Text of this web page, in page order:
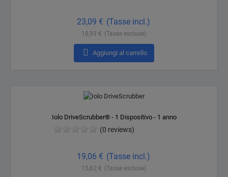
23,09 € (Tasse incl.)
18,93 € (Tasse escluse)
 Aggiungi al carrello
Iolo DriveScrubber® - 1 Dispositivo - 1 anno
(0 reviews)
19,06 € (Tasse incl.)
15,62 € (Tasse escluse)